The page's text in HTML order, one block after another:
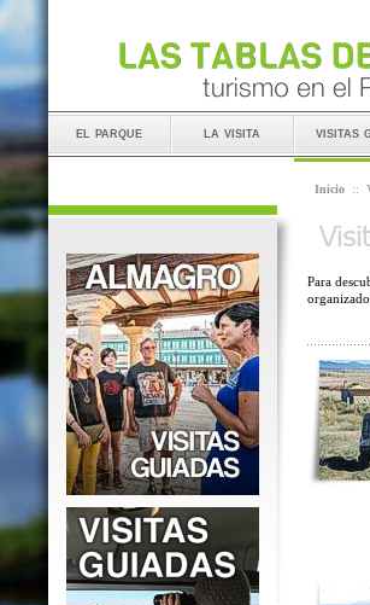
el parque la visita visitas
Inicio ::
Para